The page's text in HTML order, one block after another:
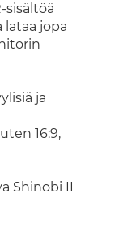
sisältöä
lataa jopa
ja
16:9,
Shinobi II